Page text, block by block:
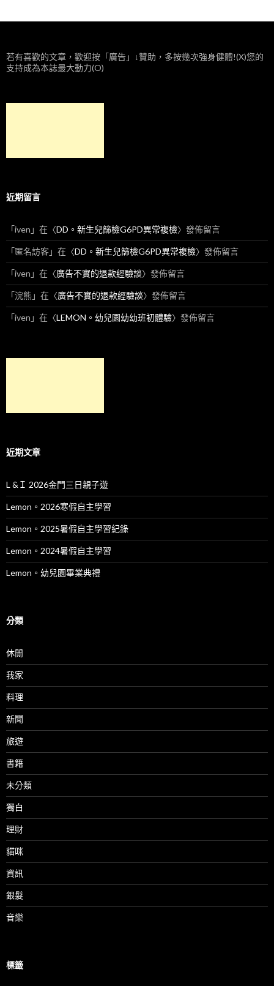
若有喜歡的文章，歡迎按「廣告」↓贊助，多按幾次強身健體!(X)您的
支持成為本誌最大動力(O)
近期留言
「iven 」在〈DD。新生兒篩檢G6PD異常複檢〉發佈留言
「匿名訪客」在〈DD。新生兒篩檢G6PD異常複檢〉發佈留言
「iven 」在〈廣告不實的退款經驗談〉發佈留言
「浣熊 」在〈廣告不實的退款經驗談〉發佈留言
「iven 」在〈LEMON。幼兒園幼幼班初體驗〉發佈留言
近期文章
L &Ｉ 2026金門三日親子遊
Lemon。2026寒假自主學習
Lemon。2025暑假自主學習紀錄
Lemon。2024暑假自主學習
Lemon。幼兒園畢業典禮
分類
休閒
我家
料理
新聞
旅遊
書籍
未分類
獨白
理財
貓咪
資訊
銀髮
音樂
標籤